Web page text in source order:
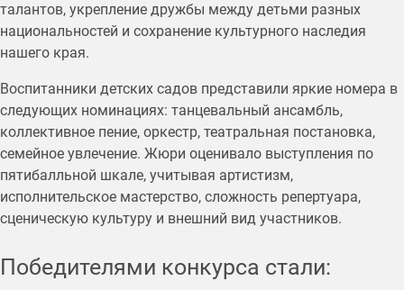
талантов, укрепление дружбы между детьми разных
национальностей и сохранение культурного наследия
нашего края.
Воспитанники детских садов представили яркие номера в
следующих номинациях: танцевальный ансамбль,
коллективное пение, оркестр, театральная постановка,
семейное увлечение. Жюри оценивало выступления по
пятибалльной шкале, учитывая артистизм,
исполнительское мастерство, сложность репертуара,
сценическую культуру и внешний вид участников.
Победителями конкурса стали: